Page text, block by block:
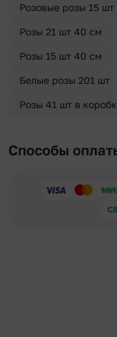
Розовые розы 15 шт
Розы 21 шт 40 см
Розы 15 шт 40 см
Белые розы 201 шт
Розы 41 шт в
Способы